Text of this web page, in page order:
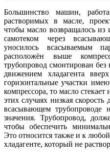
Большинство машин,
растворимых в масле,
чтобы масло возвращалось из
самотеком через
уносилось всасываемым
расположён выше
трубопровод смонтирован без
движением хладагента
горизонтальные участки
компрессора, то масло стекает
этих случаях низкая
всасывающем трубопроводе
значения. Трубопровод,
чтобы обеспечить
Это относится также и к
хладагенте, который не